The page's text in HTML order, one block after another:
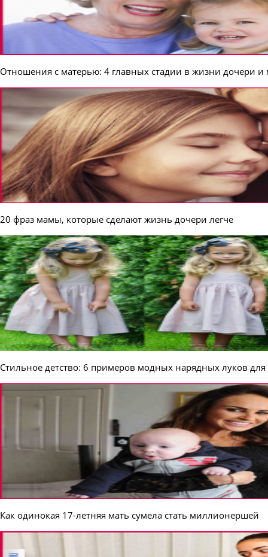
Отношения с матерью: 4 главных стадии в жизни дочери
20 фраз мамы, которые сделают жизнь дочери легче
Стильное детство: 6 примеров модных нарядных луков
Как одинокая 17-летняя мать сумела стать миллионершей